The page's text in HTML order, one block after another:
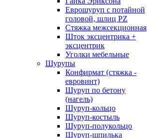
Еврошуруп с потайной
головой, шлиц PZ
Стяжка межсекционная
Шток эксцентрика +
эксцентрик
Уголки мебельные
Шурупы
Конфирмат (стяжка -
евровинт)
Шуруп по бетону
(нагель)
Шуруп-кольцо
Шуруп-костыль
Шуруп-полукольцо
Шуруп-шпилька